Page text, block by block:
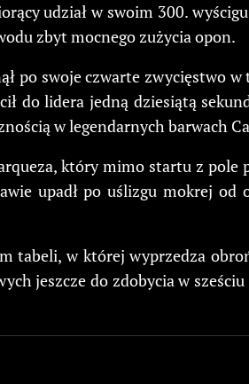
udział w swoim 300.
zbyt mocnego zużycia opon.
po swoje czwarte zwycięstwo
do lidera jedną dziesiątą
w legendarnych barwach
który mimo startu z
upadł po uślizgu mokrej
tabeli, w której wyprzedza
jeszcze do zdobycia w